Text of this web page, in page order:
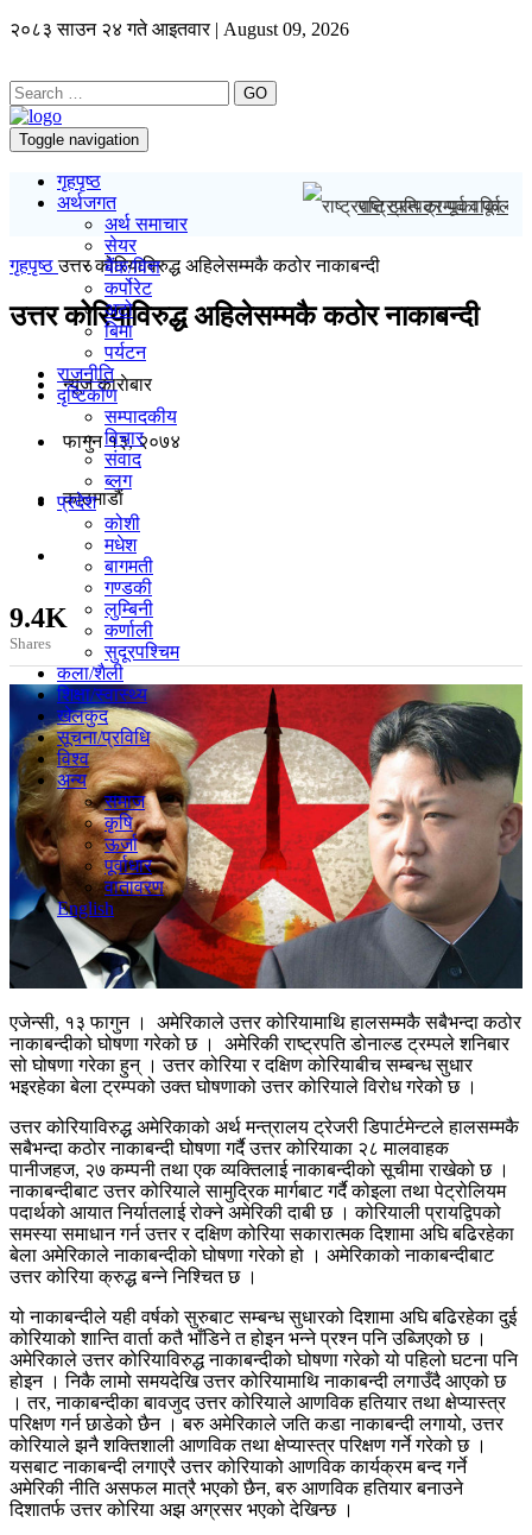
२०८३ साउन २४ गते आइतवार | August 09, 2026
GO
Toggle navigation
गृहपृष्ठ
अर्थजगत
अर्थ समाचार
सेयर
बैंक/वित्त
कर्पोरेट
अटो
बिमा
पर्यटन
राजनीति
दृष्टिकोण
सम्पादकीय
विचार
संवाद
ब्लग
प्रदेश
कोशी
मधेश
बागमती
गण्डकी
लुम्बिनी
कर्णाली
सुदूरपश्चिम
कला/शैली
शिक्षा/स्वास्थ्य
खेलकुद
सूचना/प्रविधि
विश्व
अन्य
समाज
कृषि
ऊर्जा
पूर्वाधार
वातावरण
English
राष्ट्रपति ट्रम्पका पूर्व
गृहपृष्ठउत्तर कोरियाविरुद्ध अहिलेसम्मकै कठोर नाकाबन्दी
उत्तर कोरियाविरुद्ध अहिलेसम्मकै कठोर नाकाबन्दी
न्यूज काराेबार
फागुन १३, २०७४
काठमाडाैं
9.4K
Shares
एजेन्सी, १३ फागुन । अमेरिकाले उत्तर कोरियामाथि हालसम्मकै सबैभन्दा कठोर
नाकाबन्दीको घोषणा गरेको छ । अमेरिकी राष्ट्रपति डोनाल्ड ट्रम्पले शनिबार
सो घोषणा गरेका हुन् । उत्तर कोरिया र दक्षिण कोरियाबीच सम्बन्ध सुधार
भइरहेका बेला ट्रम्पको उक्त घोषणाको उत्तर कोरियाले विरोध गरेको छ ।
उत्तर कोरियाविरुद्ध अमेरिकाको अर्थ मन्त्रालय ट्रेजरी डिपार्टमेन्टले हालसम्मकै
सबैभन्दा कठोर नाकाबन्दी घोषणा गर्दै उत्तर कोरियाका २८ मालवाहक
पानीजहज, २७ कम्पनी तथा एक व्यक्तिलाई नाकाबन्दीको सूचीमा राखेको छ ।
नाकाबन्दीबाट उत्तर कोरियाले सामुद्रिक मार्गबाट गर्दै कोइला तथा पेट्रोलियम
पदार्थको आयात निर्यातलाई रोक्ने अमेरिकी दाबी छ । कोरियाली प्रायद्विपको
समस्या समाधान गर्न उत्तर र दक्षिण कोरिया सकारात्मक दिशामा अघि बढिरहेका
बेला अमेरिकाले नाकाबन्दीको घोषणा गरेको हो । अमेरिकाको नाकाबन्दीबाट
उत्तर कोरिया क्रुद्ध बन्ने निश्चित छ ।
यो नाकाबन्दीले यही वर्षको सुरुबाट सम्बन्ध सुधारको दिशामा अघि बढिरहेका दुई
कोरियाको शान्ति वार्ता कतै भाँडिने त होइन भन्ने प्रश्न पनि उब्जिएको छ ।
अमेरिकाले उत्तर कोरियाविरुद्ध नाकाबन्दीको घोषणा गरेको यो पहिलो घटना पनि
होइन । निकै लामो समयदेखि उत्तर कोरियामाथि नाकाबन्दी लगाउँदै आएको छ
। तर, नाकाबन्दीका बावजुद उत्तर कोरियाले आणविक हतियार तथा क्षेप्यास्त्र
परिक्षण गर्न छाडेको छैन । बरु अमेरिकाले जति कडा नाकाबन्दी लगायो, उत्तर
कोरियाले झनै शक्तिशाली आणविक तथा क्षेप्यास्त्र परिक्षण गर्ने गरेको छ ।
यसबाट नाकाबन्दी लगाएरै उत्तर कोरियाको आणविक कार्यक्रम बन्द गर्ने
अमेरिकी नीति असफल मात्रै भएको छैन, बरु आणविक हतियार बनाउने
दिशातर्फ उत्तर कोरिया अझ अग्रसर भएको देखिन्छ ।